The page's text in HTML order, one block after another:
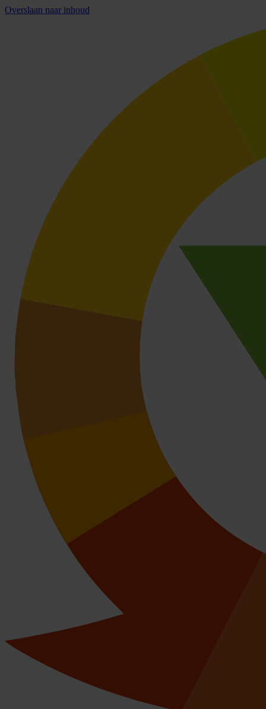
Overslaan naar inhoud